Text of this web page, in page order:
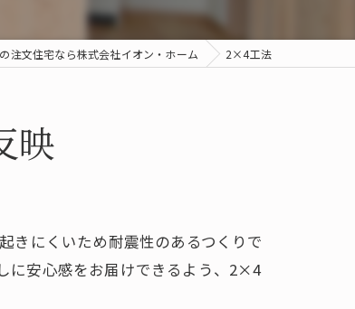
注文住宅なら株式会社イオン・ホーム 2×4工法
映
きにくいため耐震性のあるつくりで
に安心感をお届けできるよう、2×4